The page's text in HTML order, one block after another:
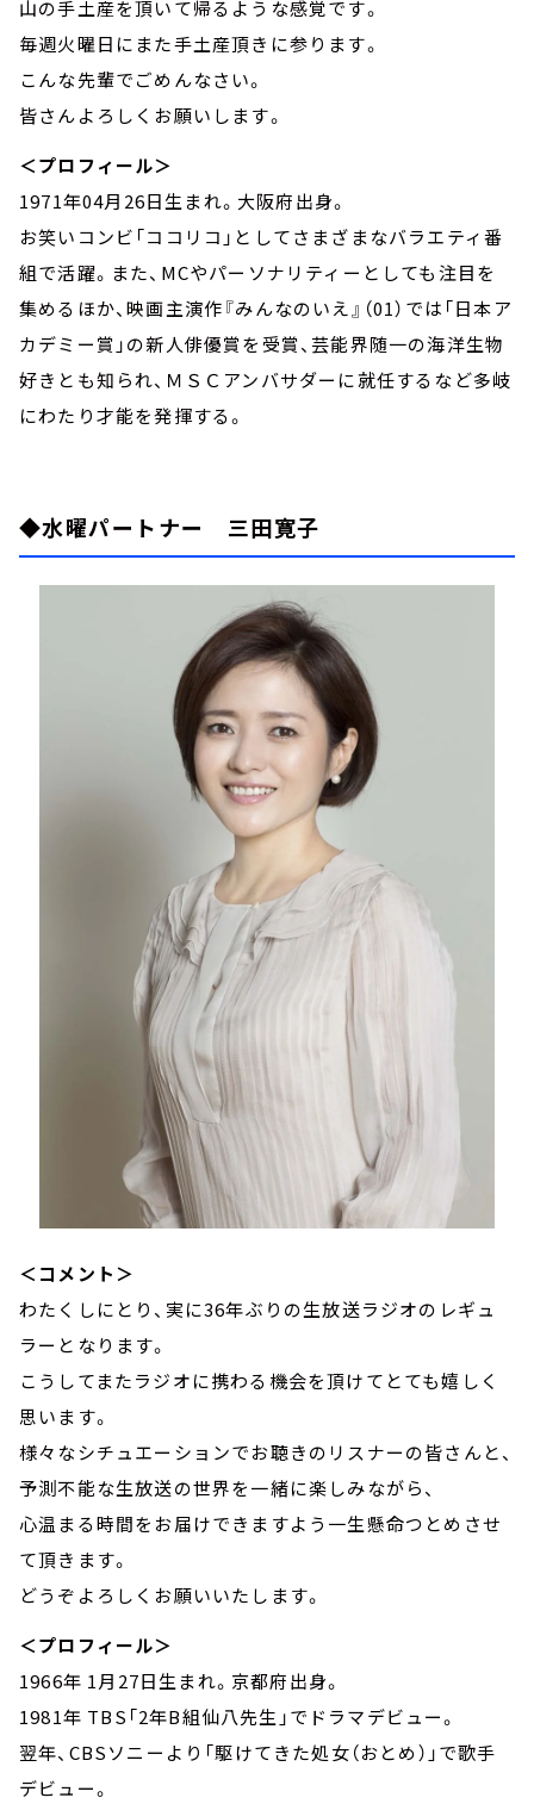
山の手土産を頂いて帰るような感覚です。
毎週火曜日にまた手土産頂きに参ります。
こんな先輩でごめんなさい。
皆さんよろしくお願いします。
＜プロフィール＞
1971年04月26日生まれ。大阪府出身。
お笑いコンビ「ココリコ」としてさまざまなバラエティ番
組で活躍。また、MCやパーソナリティーとしても注目を
集めるほか、映画主演作『みんなのいえ』（01）では「日本ア
カデミー賞」の新人俳優賞を受賞、芸能界随一の海洋生物
好きとも知られ、ＭＳＣアンバサダーに就任するなど多岐
にわたり才能を発揮する。
◆水曜パートナー 三田寛子
＜コメント＞
わたくしにとり、実に36年ぶりの生放送ラジオのレギュ
ラーとなります。
こうしてまたラジオに携わる機会を頂けてとても嬉しく
思います。
様々なシチュエーションでお聴きのリスナーの皆さんと、
予測不能な生放送の世界を一緒に楽しみながら、
心温まる時間をお届けできますよう一生懸命つとめさせ
て頂きます。
どうぞよろしくお願いいたします。
＜プロフィール＞
1966年 1月27日生まれ。京都府出身。
1981年 TBS「2年B組仙八先生」でドラマデビュー。
翌年、CBSソニーより「駆けてきた処女（おとめ）」で歌手
デビュー。